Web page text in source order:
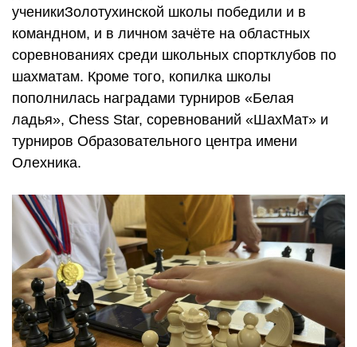
ученикиЗолотухинской школы победили и в
командном, и в личном зачёте на областных
соревнованиях среди школьных спортклубов по
шахматам. Кроме того, копилка школы
пополнилась наградами турниров «Белая
ладья», Chess Star, соревнований «ШахМат» и
турниров Образовательного центра имени
Олехника.